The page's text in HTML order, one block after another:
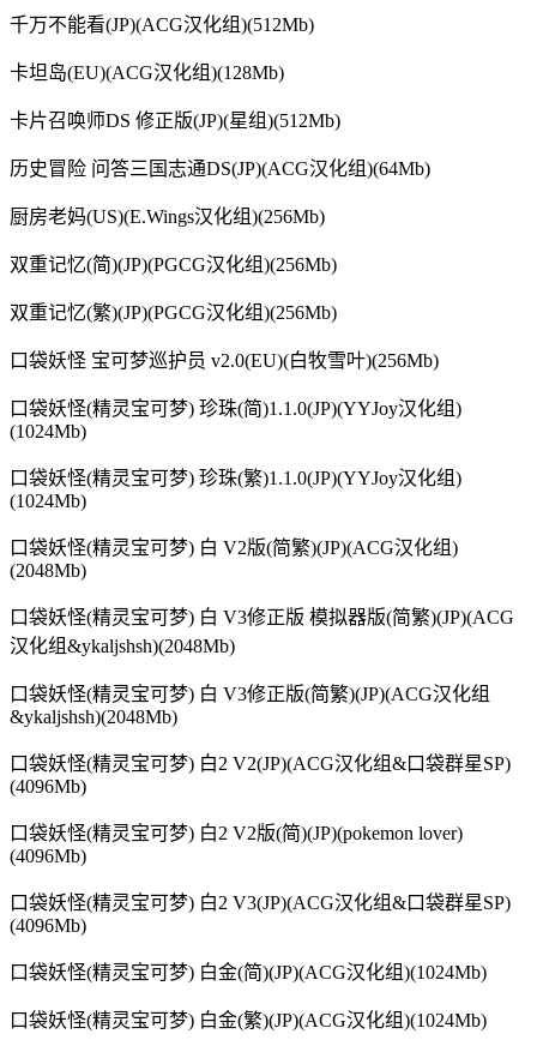
千万不能看(JP)(ACG汉化组)(512Mb)
卡坦岛(EU)(ACG汉化组)(128Mb)
卡片召唤师DS 修正版(JP)(星组)(512Mb)
历史冒险 问答三国志通DS(JP)(ACG汉化组)(64Mb)
厨房老妈(US)(E.Wings汉化组)(256Mb)
双重记忆(简)(JP)(PGCG汉化组)(256Mb)
双重记忆(繁)(JP)(PGCG汉化组)(256Mb)
口袋妖怪 宝可梦巡护员 v2.0(EU)(白牧雪叶)(256Mb)
口袋妖怪(精灵宝可梦) 珍珠(简)1.1.0(JP)(YYJoy汉化组)
(1024Mb)
口袋妖怪(精灵宝可梦) 珍珠(繁)1.1.0(JP)(YYJoy汉化组)
(1024Mb)
口袋妖怪(精灵宝可梦) 白 V2版(简繁)(JP)(ACG汉化组)
(2048Mb)
口袋妖怪(精灵宝可梦) 白 V3修正版 模拟器版(简繁)(JP)(ACG
汉化组&ykaljshsh)(2048Mb)
口袋妖怪(精灵宝可梦) 白 V3修正版(简繁)(JP)(ACG汉化组
&ykaljshsh)(2048Mb)
口袋妖怪(精灵宝可梦) 白2 V2(JP)(ACG汉化组&口袋群星SP)
(4096Mb)
口袋妖怪(精灵宝可梦) 白2 V2版(简)(JP)(pokemon lover)
(4096Mb)
口袋妖怪(精灵宝可梦) 白2 V3(JP)(ACG汉化组&口袋群星SP)
(4096Mb)
口袋妖怪(精灵宝可梦) 白金(简)(JP)(ACG汉化组)(1024Mb)
口袋妖怪(精灵宝可梦) 白金(繁)(JP)(ACG汉化组)(1024Mb)